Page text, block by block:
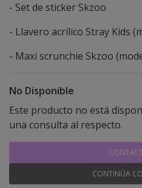
- Set de sticker Skzoo
- Llavero acrílico Stray Kids
- Maxi scrunchie Skzoo
No Disponible
Este producto no está
una consulta al respecto.
CONTINÚA